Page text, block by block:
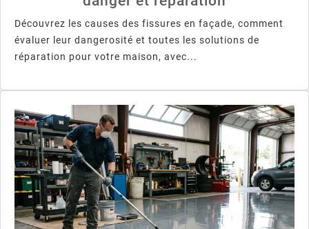
Découvrez les causes des fissures en façade, comment
évaluer leur dangerosité et toutes les solutions de
réparation pour votre maison, avec...